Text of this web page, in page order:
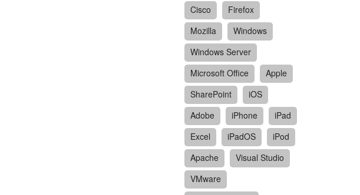
Cisco
Firefox
Mozilla
Windows
Windows Server
Microsoft Office
Apple
SharePoint
iOS
Adobe
iPhone
iPad
Excel
iPadOS
iPod
Apache
Visual Studio
VMware